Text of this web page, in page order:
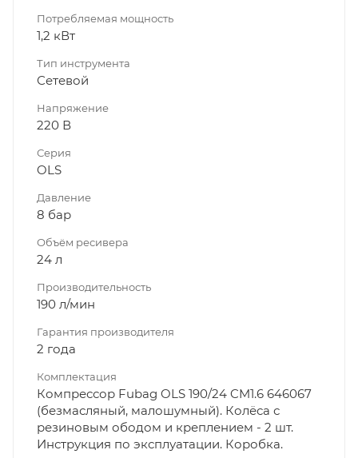
Потребляемая мощность
1,2 кВт
Тип инструмента
Сетевой
Напряжение
220 В
Серия
OLS
Давление
8 бар
Объём ресивера
24 л
Производительность
190 л/мин
Гарантия производителя
2 года
Комплектация
Компрессор Fubag OLS 190/24 CM1.6 646067
(безмасляный, малошумный). Колёса с
резиновым ободом и креплением - 2 шт.
Инструкция по эксплуатации. Коробка.